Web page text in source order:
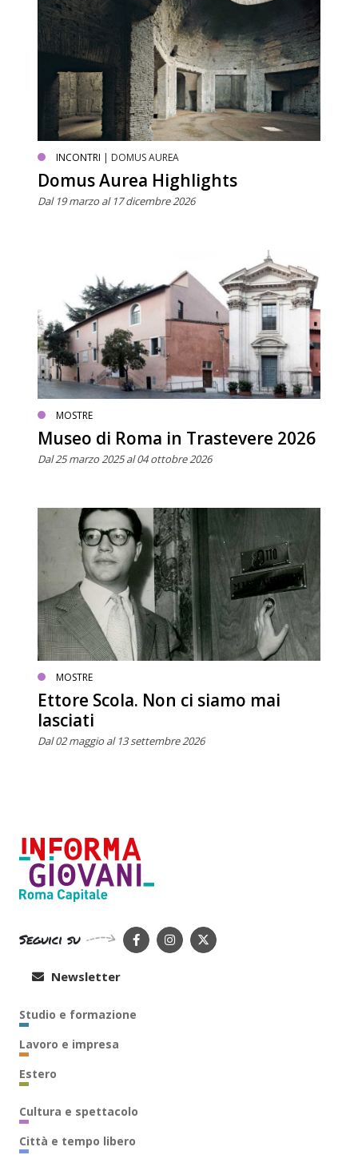
INCONTRI | DOMUS AUREA
Domus Aurea Highlights
Dal 19 marzo al 17 dicembre 2026
MOSTRE
Museo di Roma in Trastevere 2026
Dal 25 marzo 2025 al 04 ottobre 2026
MOSTRE
Ettore Scola. Non ci siamo mai
lasciati
Dal 02 maggio al 13 settembre 2026
Seguici su
Newsletter
Studio e formazione
Lavoro e impresa
Estero
Cultura e spettacolo
Città e tempo libero